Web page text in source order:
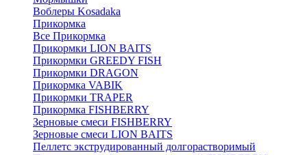
Воблеры Kosadaka
Прикормка
Все Прикормка
Прикормки LION BAITS
Прикормки GREEDY FISH
Прикормки DRAGON
Прикормка VABIK
Прикормки TRAPER
Прикормка FISHBERRY
Зерновые смеси FISHBERRY
Зерновые смеси LION BAITS
Пеллетс экструдированный долгорастворимый